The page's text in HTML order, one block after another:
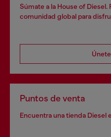
Súmate a la House of Diesel.
comunidad global para
Puntos de venta
Encuentra una tienda Diesel